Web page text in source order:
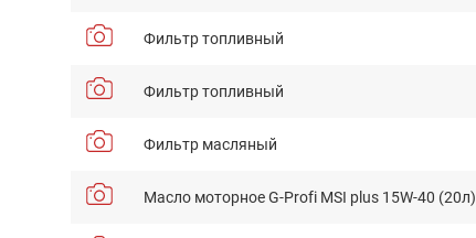
Фильтр топливный
Фильтр топливный
Фильтр масляный
Масло моторное G-Profi MSI plus 15W-40 (20л)